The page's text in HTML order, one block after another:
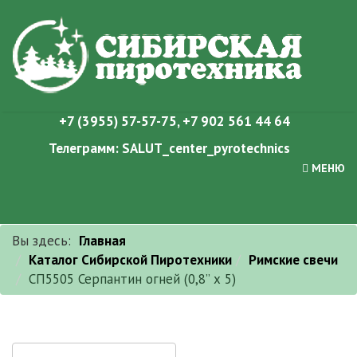
МЕНЮ
+7 (3955) 57-57-75,+7 902 561 44 64
Телеграмм: SALUT_center_pyrotechnics
Вы здесь: Главная
Каталог Сибирской Пиротехники
Римские свечи
СП5505 Серпантин огней (0,8” х 5)